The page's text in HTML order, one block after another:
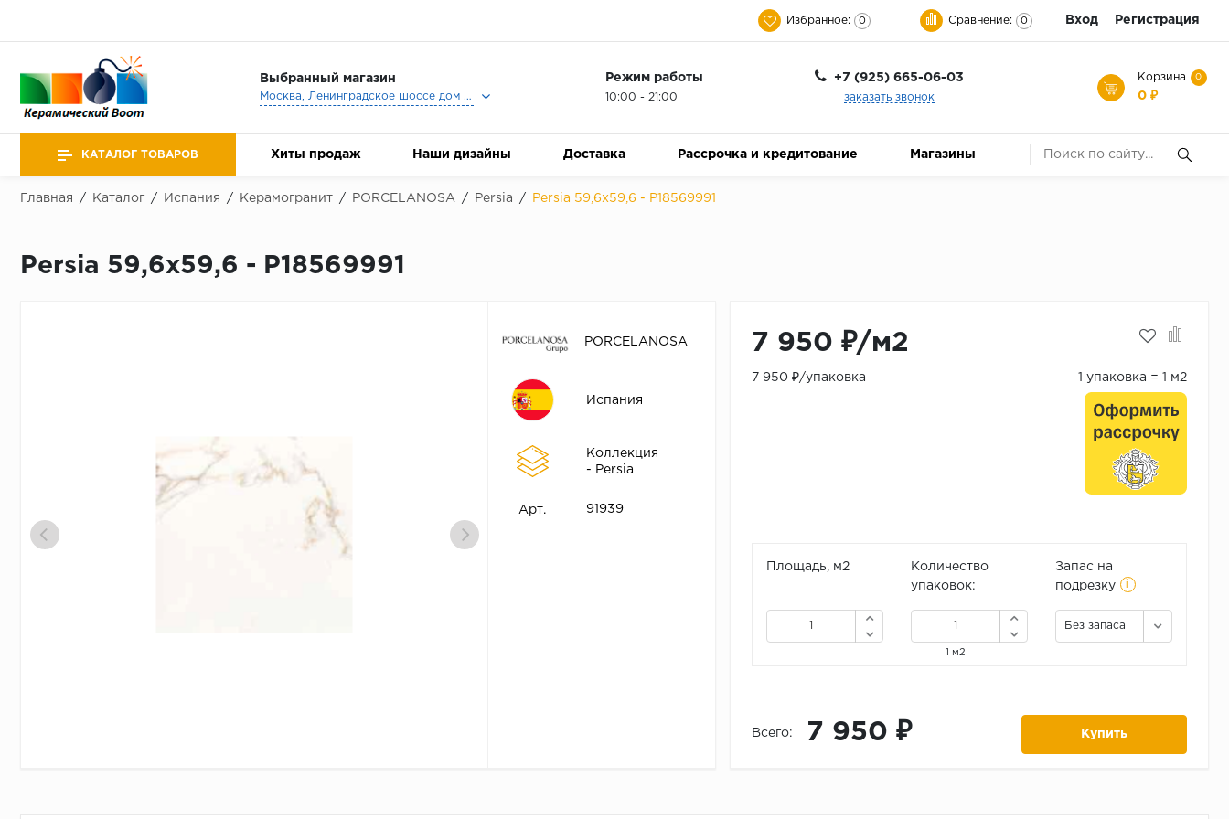
Избранное: 0 Сравнение: 0 Вход Регистрация
Выбранный магазин
Москва, Ленинградское шоссе дом 25, Торговый Центр Family Room, 2-ой этаж, Магазин Керамический Бум.
Режим работы
10:00 - 21:00
+7 (925) 665-06-03
заказать звонок
Корзина 0
0 ₽
КАТАЛОГ ТОВАРОВ Хиты продаж Наши дизайны Доставка Рассрочка и кредитование Магазины
Главная / Каталог / Испания / Керамогранит / PORCELANOSA / Persia / Persia 59,6x59,6 - P18569991
Persia 59,6x59,6 - P18569991
PORCELANOSA
Испания
Коллекция
- Persia
Арт. 91939
7 950 ₽/м2
7 950 ₽/упаковка 1 упаковка = 1 м2
Площадь, м2
Количество
упаковок:
1 м2
Запас на
подрезку
i
Без запаса
Всего: 7 950 ₽ Купить